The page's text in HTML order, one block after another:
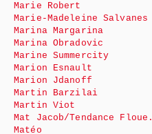
Marie Robert
Marie-Madeleine Salvanes
Marina Margarina
Marina Obradovic
Marine Summercity
Marion Esnault
Marion Jdanoff
Martin Barzilai
Martin Viot
Mat Jacob/Tendance Floue.
Matéo